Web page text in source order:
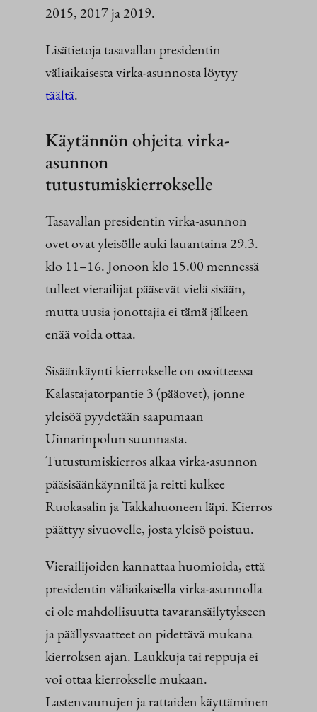
2015, 2017 ja 2019.
Lisätietoja tasavallan presidentin
väliaikaisesta virka-asunnosta löytyy
täältä.
Käytännön ohjeita virka-
asunnon
tutustumiskierrokselle
Tasavallan presidentin virka-asunnon
ovet ovat yleisölle auki lauantaina 29.3.
klo 11–16. Jonoon klo 15.00 mennessä
tulleet vierailijat pääsevät vielä sisään,
mutta uusia jonottajia ei tämä jälkeen
enää voida ottaa.
Sisäänkäynti kierrokselle on osoitteessa
Kalastajatorpantie 3 (pääovet), jonne
yleisöä pyydetään saapumaan
Uimarinpolun suunnasta.
Tutustumiskierros alkaa virka-asunnon
pääsisäänkäynniltä ja reitti kulkee
Ruokasalin ja Takkahuoneen läpi. Kierros
päättyy sivuovelle, josta yleisö poistuu.
Vierailijoiden kannattaa huomioida, että
presidentin väliaikaisella virka-asunnolla
ei ole mahdollisuutta tavaransäilytykseen
ja päällysvaatteet on pidettävä mukana
kierroksen ajan. Laukkuja tai reppuja ei
voi ottaa kierrokselle mukaan.
Lastenvaunujen ja rattaiden käyttäminen